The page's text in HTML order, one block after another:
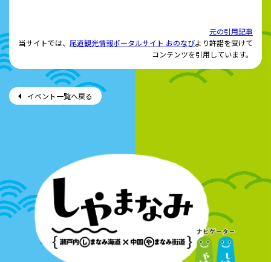
元の引用記事
当サイトでは、 尾道観光情報ポータルサイト おのなびより許諾を受けて
コンテンツを引用しています。
イベント一覧へ戻る